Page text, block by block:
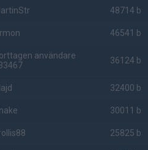
48714 b
46541 b
användare
36124 b
32400 b
30011 b
25825 b